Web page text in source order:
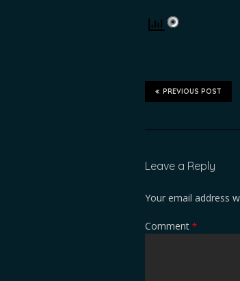
PREVIOUS POST
Leave a Reply
Your email address
Comment *